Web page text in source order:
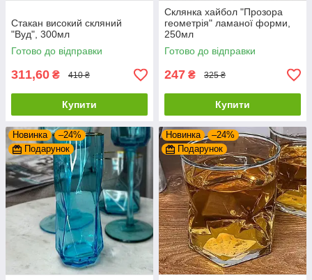
Стакан високий скляний
"Вуд", 300мл
Готово до відправки
311,60 ₴ 410 ₴
Купити
Склянка хайбол "Прозора
геометрія" ламаної форми,
250мл
Готово до відправки
247 ₴ 325 ₴
Купити
Новинка
–24%
Подарунок
Новинка
–24%
Подарунок